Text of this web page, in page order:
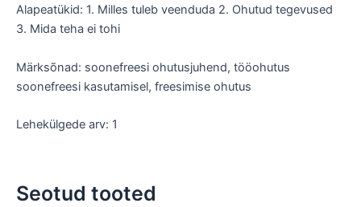
Alapeatükid: 1. Milles tuleb veenduda 2. Ohutud tegevused
3. Mida teha ei tohi
Märksõnad: soonefreesi ohutusjuhend, tööohutus
soonefreesi kasutamisel, freesimise ohutus
Lehekülgede arv: 1
Seotud tooted